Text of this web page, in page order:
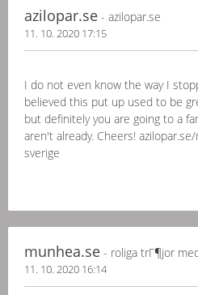
azilopar.se - azilopar.se
11. 10. 2020 17:15
I do not even know the way I
believed this put up used to be
but definitely you are going to a
aren't already. Cheers!
sverige
munhea.se - roliga trГ¶jor
11. 10. 2020 16:14